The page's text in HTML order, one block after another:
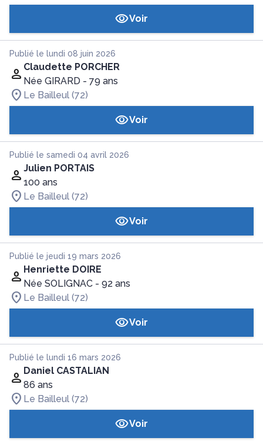
Voir
Publié le lundi 08 juin 2026
Claudette PORCHER
Née GIRARD - 79 ans
Le Bailleul (72)
Voir
Publié le samedi 04 avril 2026
Julien PORTAIS
100 ans
Le Bailleul (72)
Voir
Publié le jeudi 19 mars 2026
Henriette DOIRE
Née SOLIGNAC - 92 ans
Le Bailleul (72)
Voir
Publié le lundi 16 mars 2026
Daniel CASTALIAN
86 ans
Le Bailleul (72)
Voir